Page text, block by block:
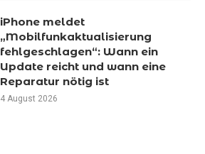
iPhone meldet
„Mobilfunkaktualisierung
fehlgeschlagen“: Wann ein
Update reicht und wann eine
Reparatur nötig ist
4 August 2026